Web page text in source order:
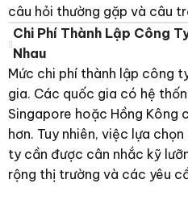
câu hỏi thường gặp và câu
Chi Phí Thành Lập Công
Nhau
Mức chi phí thành lập công
gia. Các quốc gia có hệ
Singapore hoặc Hồng Kông
hơn. Tuy nhiên, việc lựa
ty cần được cân nhắc kỹ
rộng thị trường và các yêu